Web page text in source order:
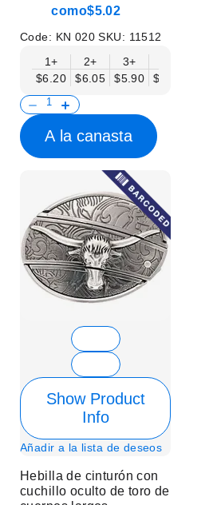
como$5.02
Code: KN 020SKU: 11512
1+
$6.20
2+
$6.05
3+
$5.90
$5.75
A la canasta
Show Product
Info
Añadir a la lista de deseos
Hebilla de cinturón con
cuchillo oculto de toro de